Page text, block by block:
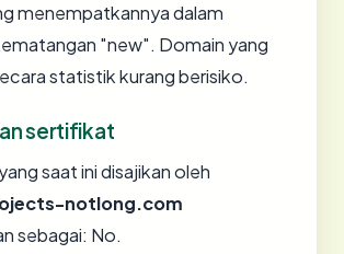
menempatkannya dalam
"new". Domain yang
statistik kurang berisiko.
sertifikat
saat ini disajikan oleh
notlong.com
sebagai: No.